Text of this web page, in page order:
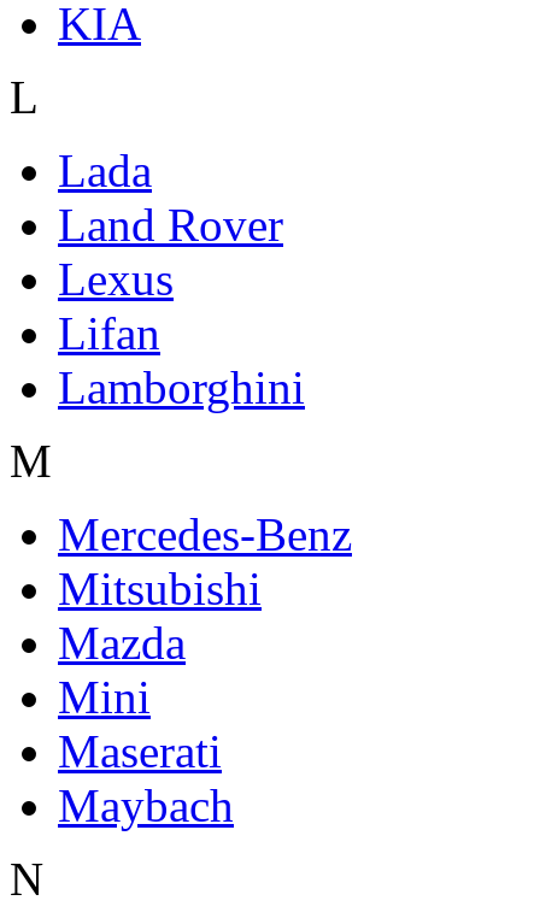
KIA
L
Lada
Land Rover
Lexus
Lifan
Lamborghini
M
Mercedes-Benz
Mitsubishi
Mazda
Mini
Maserati
Maybach
N